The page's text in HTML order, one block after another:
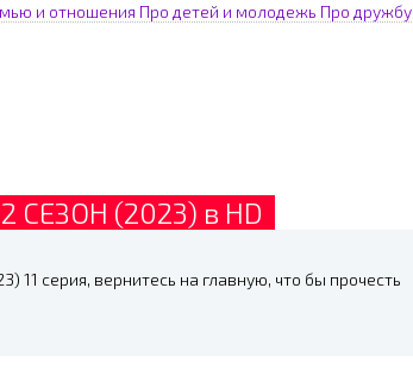
и отношения Про детей и молодежь Про дружбу
СЕЗОН (2023) в HD
серия, вернитесь на главную, что бы прочесть